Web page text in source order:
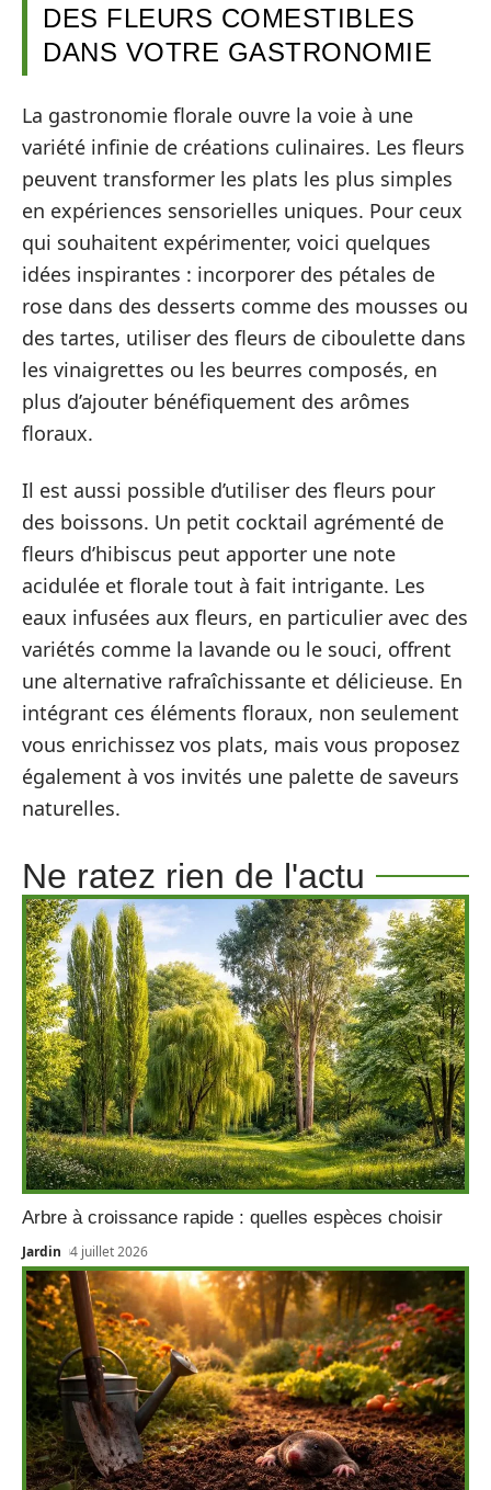
DES FLEURS COMESTIBLES
DANS VOTRE GASTRONOMIE
La gastronomie florale ouvre la voie à une
variété infinie de créations culinaires. Les fleurs
peuvent transformer les plats les plus simples
en expériences sensorielles uniques. Pour ceux
qui souhaitent expérimenter, voici quelques
idées inspirantes : incorporer des pétales de
rose dans des desserts comme des mousses ou
des tartes, utiliser des fleurs de ciboulette dans
les vinaigrettes ou les beurres composés, en
plus d’ajouter bénéfiquement des arômes
floraux.
Il est aussi possible d’utiliser des fleurs pour
des boissons. Un petit cocktail agrémenté de
fleurs d’hibiscus peut apporter une note
acidulée et florale tout à fait intrigante. Les
eaux infusées aux fleurs, en particulier avec des
variétés comme la lavande ou le souci, offrent
une alternative rafraîchissante et délicieuse. En
intégrant ces éléments floraux, non seulement
vous enrichissez vos plats, mais vous proposez
également à vos invités une palette de saveurs
naturelles.
Ne ratez rien de l'actu
Arbre à croissance rapide : quelles espèces choisir
Jardin 4 juillet 2026